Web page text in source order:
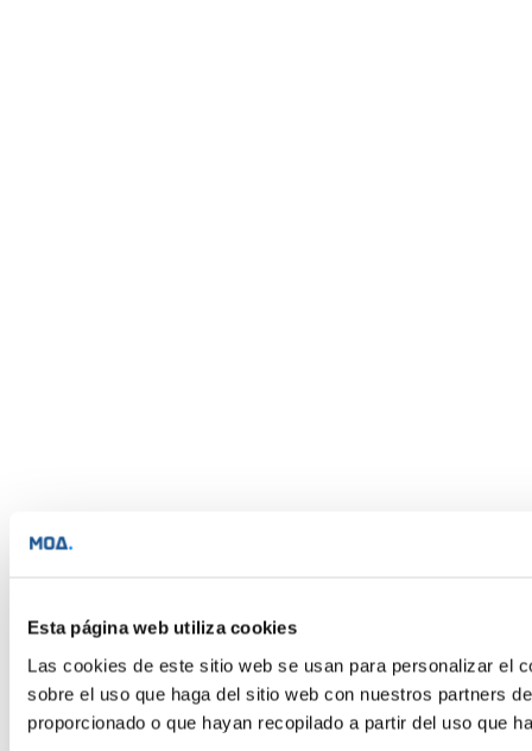
Esta página web utiliza cookies
Las cookies de este sitio web se usan para personalizar el
sobre el uso que haga del sitio web con nuestros partners
proporcionado o que hayan recopilado a partir del uso que